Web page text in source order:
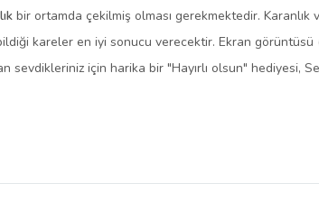
bir ortamda çekilmiş olması gerekmektedir.
kareler en iyi sonucu verecektir. Ekran görüntüsü
sevdikleriniz için harika bir "Hayırlı olsun" hediyesi,